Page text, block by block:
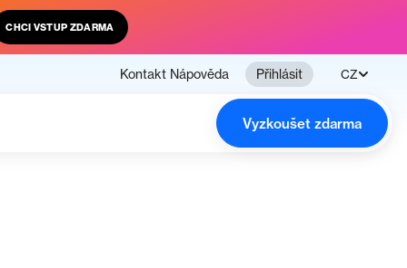
CHCI VSTUP ZDARMA
Kontakt Nápověda Přihlásit CZ
Vyzkoušet zdarma